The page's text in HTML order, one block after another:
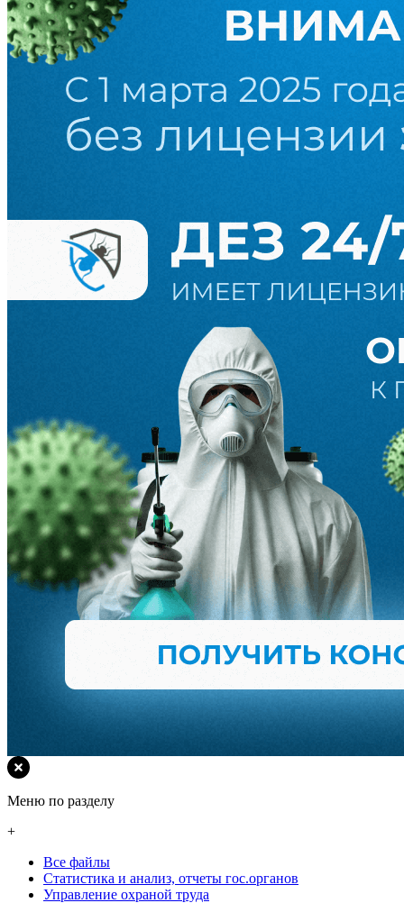
Меню по разделу
+
Все файлы
Статистика и анализ, отчеты гос.органов
Управление охраной труда